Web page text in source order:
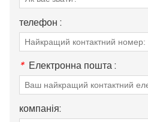
телефон :
* Електронна пошта :
компанія: